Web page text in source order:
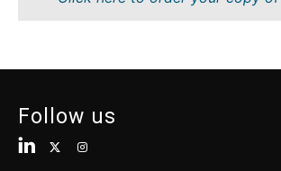
Održivost
Tehnologija
Telekomunikacije
Održivost
Turizam
Trgovina
Follow us